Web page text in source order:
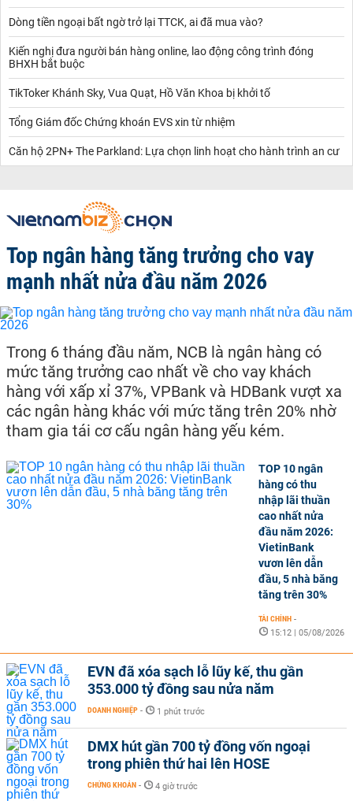
Dòng tiền ngoại bất ngờ trở lại TTCK, ai đã mua vào?
Kiến nghị đưa người bán hàng online, lao động công trình đóng
BHXH bắt buộc
TikToker Khánh Sky, Vua Quạt, Hồ Văn Khoa bị khởi tố
Tổng Giám đốc Chứng khoán EVS xin từ nhiệm
Căn hộ 2PN+ The Parkland: Lựa chọn linh hoạt cho hành trình an cư
Top ngân hàng tăng trưởng cho vay
mạnh nhất nửa đầu năm 2026
Trong 6 tháng đầu năm, NCB là ngân hàng có
mức tăng trưởng cao nhất về cho vay khách
hàng với xấp xỉ 37%, VPBank và HDBank vượt xa
các ngân hàng khác với mức tăng trên 20% nhờ
tham gia tái cơ cấu ngân hàng yếu kém.
TOP 10 ngân
hàng có thu
nhập lãi thuần
cao nhất nửa
đầu năm 2026:
VietinBank
vươn lên dẫn
đầu, 5 nhà băng
tăng trên 30%
TÀI CHÍNH -
15:12 | 05/08/2026
EVN đã xóa sạch lỗ lũy kế, thu gần
353.000 tỷ đồng sau nửa năm
DOANH NGHIỆP - 1 phút trước
DMX hút gần 700 tỷ đồng vốn ngoại
trong phiên thứ hai lên HOSE
CHỨNG KHOÁN - 4 giờ trước